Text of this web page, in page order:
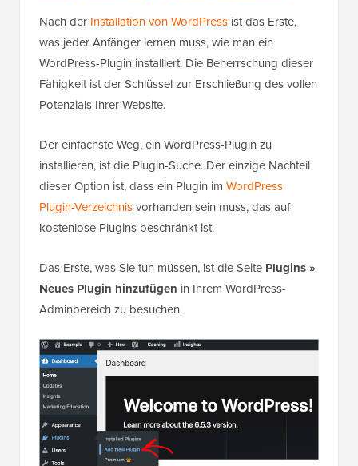
Nach der Installation von WordPress ist das Erste,
was jeder Anfänger lernen muss, wie man ein
WordPress-Plugin installiert. Die Beherrschung dieser
Fähigkeit ist der Schlüssel zur Erschließung des vollen
Potenzials Ihrer Website.
Der einfachste Weg, ein WordPress-Plugin zu
installieren, ist die Plugin-Suche. Der einzige Nachteil
dieser Option ist, dass ein Plugin im WordPress
Plugin-Verzeichnisvorhanden sein muss, das auf
kostenlose Plugins beschränkt ist.
Das Erste, was Sie tun müssen, ist die Seite Plugins »
Neues Plugin hinzufügen in Ihrem WordPress-
Adminbereich zu besuchen.